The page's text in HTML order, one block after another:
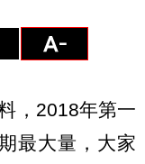
，2018年第一
最大量，大家